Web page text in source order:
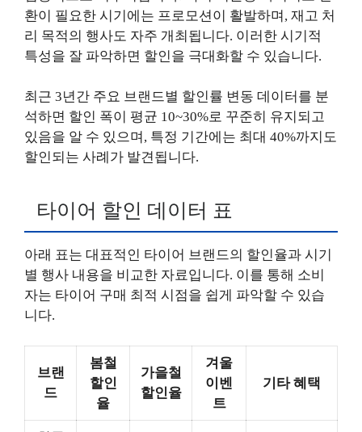
환이 필요한 시기에는 프로모션이 활발하며, 재고 처
리 목적의 행사도 자주 개최됩니다. 이러한 시기적
특성을 잘 파악하면 할인을 극대화할 수 있습니다.
최근 3년간 주요 브랜드별 할인률 변동 데이터를 분
석하면 할인 폭이 평균 10~30%로 꾸준히 유지되고
있음을 알 수 있으며, 특정 기간에는 최대 40%까지도
할인되는 사례가 발견됩니다.
타이어 할인 데이터 표
아래 표는 대표적인 타이어 브랜드의 할인율과 시기
별 행사 내용을 비교한 자료입니다. 이를 통해 소비
자는 타이어 구매 최적 시점을 쉽게 파악할 수 있습
니다.
브랜
드
봄철
할인
율
가을철
할인율
겨울
이벤
트
기타 혜택